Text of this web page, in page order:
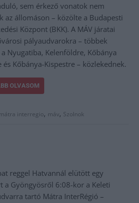
sem érkező vonatok nem
az állomáson – közölte a Budapesti
Központ (BKK). A MÁV járatai
pályaudvarokra – többek
Nyugatiba, Kelenföldre, Kőbánya
és Kőbánya-Kispestre – közlekednek.
OLVASOM
mátra interregio, máv, Szolnok
reggel Hatvannál elütött egy
a Gyöngyösről 6:08-kor a Keleti
tartó Mátra InterRégió –